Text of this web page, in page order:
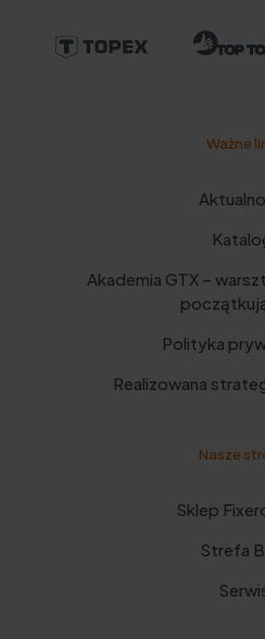
Ważne
Akademia GTX –
Polityka
Realizowana
Nasze
Sklep
Strefa